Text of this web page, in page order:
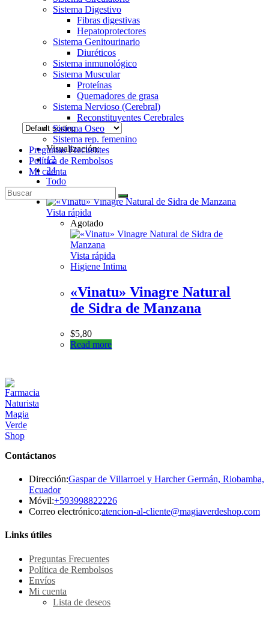
Sistema Digestivo
Fibras digestivas
Hepatoprotectores
Sistema Genitourinario
Diuréticos
Sistema inmunológico
Sistema Muscular
Proteínas
Quemadores de grasa
Sistema Nervioso (Cerebral)
Reconstituyentes Cerebrales
Sistema Oseo
Sistema rep. femenino
Preguntas Frecuentes
Política de Rembolsos
Mi cuenta
Visualización:
12
24
Todo
Vista rápida
Agotado
Vista rápida
Higiene Intima
«Vinatu» Vinagre Natural
de Sidra de Manzana
$5,80
Read more
Contáctanos
Dirección:Gaspar de Villarroel y Harcher Germán, Riobamba,
Ecuador
Móvil:+593998822226Se
abre
Correo electrónico:atencion-al-cliente@magiaverdeshop.comSe
Links útiles
Preguntas Frecuentes
Política de Rembolsos
Envíos
Mi cuenta
Lista de deseos